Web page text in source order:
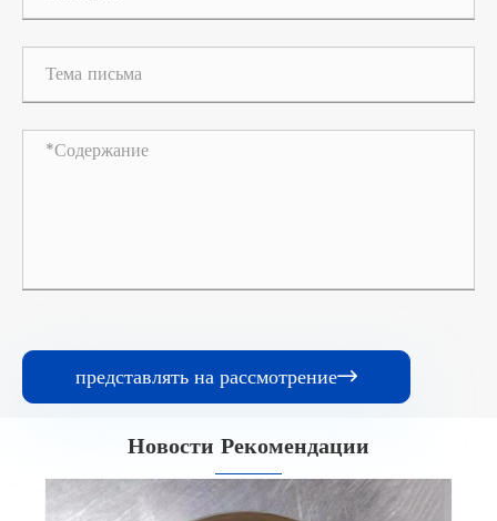
представлять на рассмотрение
Новости Рекомендации